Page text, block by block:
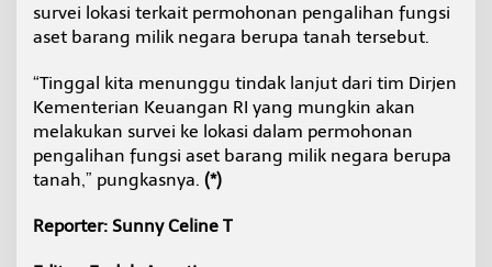
survei lokasi terkait permohonan pengalihan fungsi
aset barang milik negara berupa tanah tersebut.
“Tinggal kita menunggu tindak lanjut dari tim Dirjen
Kementerian Keuangan RI yang mungkin akan
melakukan survei ke lokasi dalam permohonan
pengalihan fungsi aset barang milik negara berupa
tanah,” pungkasnya. (*)
Reporter: Sunny Celine T